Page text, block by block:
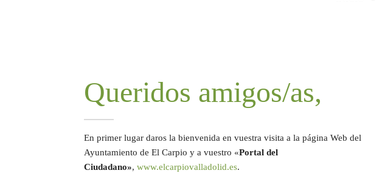
Queridos amigos/as,
En primer lugar daros la bienvenida en vuestra visita a la página Web del
Ayuntamiento de El Carpio y a vuestro «Portal del
Ciudadano», www.elcarpiovalladolid.es.